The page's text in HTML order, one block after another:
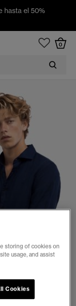
hasta el 50%
0
storing of cookies on
usage, and assist
Cookies